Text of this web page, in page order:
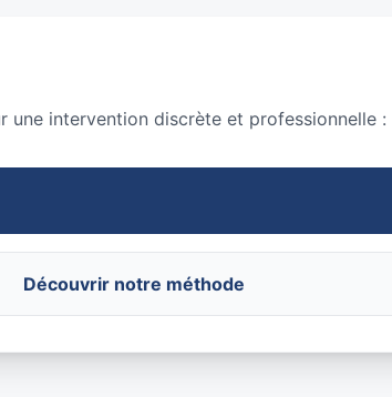
intervention discrète et professionnelle :
Découvrir notre méthode